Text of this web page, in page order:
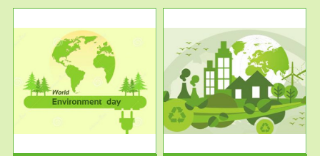
服务范围
VOCs在线监测
根据《重点区域大气污染防
治“十二五”规划》有机废气净化